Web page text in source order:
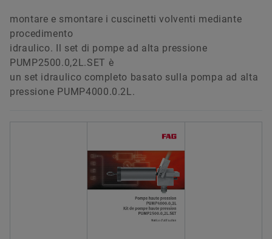
montare e smontare i cuscinetti volventi mediante
procedimento
idraulico. Il set di pompe ad alta pressione
PUMP2500.0,2L.SET è
un set idraulico completo basato sulla pompa ad alta
pressione PUMP4000.0.2L.